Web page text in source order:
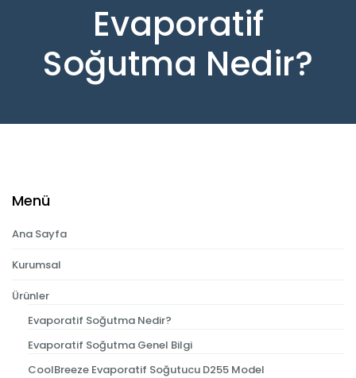
Evaporatif
Soğutma Nedir?
Menü
Ana Sayfa
Kurumsal
Ürünler
Evaporatif Soğutma Nedir?
Evaporatif Soğutma Genel Bilgi
CoolBreeze Evaporatif Soğutucu D255 Model